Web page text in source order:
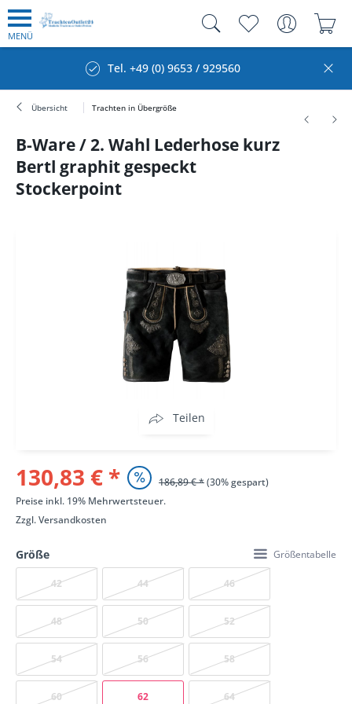
MENÜ
Tel. +49 (0) 9653 / 929560
Übersicht Trachten in Übergröße
B-Ware / 2. Wahl Lederhose kurz
Bertl graphit gespeckt
Stockerpoint
Teilen
130,83 € * 186,89 € *(30% gespart)
Preise inkl. 19% Mehrwertsteuer.
Zzgl.Versandkosten
Größe Größentabelle
42 44 46
48 50 52
54 56 58
60 62 64